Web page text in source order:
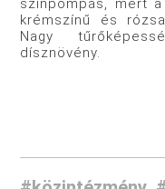
színpompás, mert
krémszínű és
Nagy
dísznövény.